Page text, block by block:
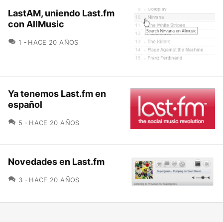
LastAM, uniendo Last.fm
con AllMusic
1 COMENTARIOS
HACE 20 AÑOS
Ya tenemos Last.fm en
español
5 COMENTARIOS
HACE 20 AÑOS
Novedades en Last.fm
3 COMENTARIOS
HACE 20 AÑOS